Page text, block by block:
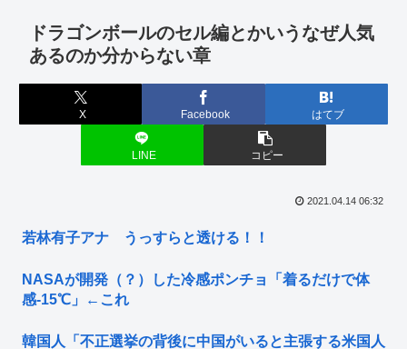
ドラゴンボールのセル編とかいうなぜ人気
あるのか分からない章
X Facebook はてブ
LINE コピー
2021.04.14 06:32
若林有子アナ うっすらと透ける！！
NASAが開発（？）した冷感ポンチョ「着るだけで体
感-15℃」←これ
韓国人「不正選挙の背後に中国がいると主張する米国人